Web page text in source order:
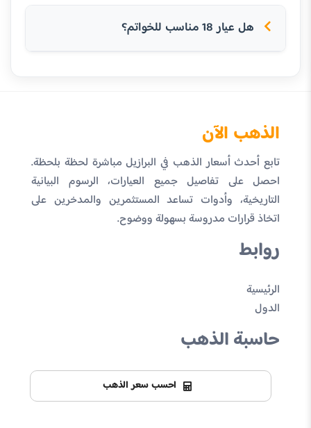
هل عيار 18 مناسب للخواتم؟
الذهب الآن
تابع أحدث أسعار الذهب في البرازيل مباشرة لحظة بلحظة.
احصل على تفاصيل جميع العيارات، الرسوم البيانية
التاريخية، وأدوات تساعد المستثمرين والمدخرين على
اتخاذ قرارات مدروسة بسهولة ووضوح.
روابط
الرئيسية
الدول
حاسبة الذهب
احسب سعر الذهب